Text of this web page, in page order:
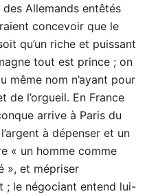
Allemands entêtés
concevoir que le
qu’un riche et puissant
tout est prince ; on
même nom n’ayant pour
de l’orgueil. En France
arrive à Paris du
à dépenser et un
« un homme comme
», et mépriser
; le négociant entend lui-